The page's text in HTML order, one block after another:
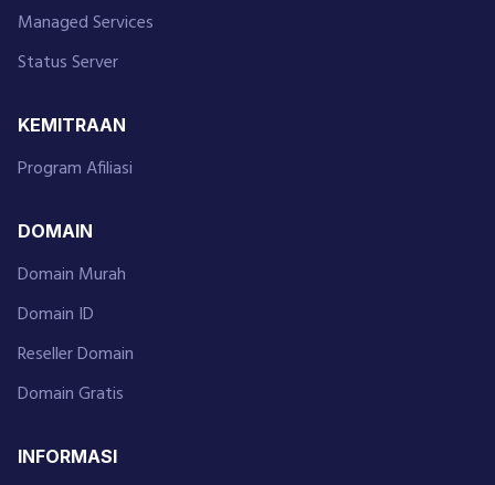
Managed Services
Status Server
KEMITRAAN
Program Afiliasi
DOMAIN
Domain Murah
Domain ID
Reseller Domain
Domain Gratis
INFORMASI